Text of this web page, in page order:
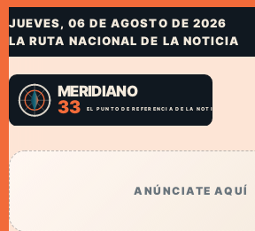
JUEVES, 06 DE AGOSTO DE 2026
LA RUTA NACIONAL DE LA NOTICIA
ANÚNCIATE AQUÍ